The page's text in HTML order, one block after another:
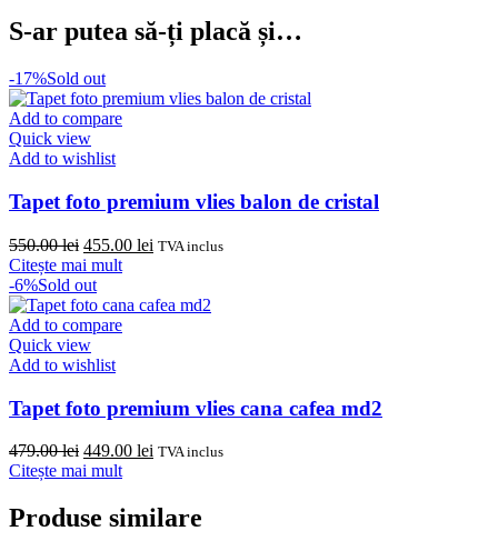
S-ar putea să-ți placă și…
-17%Sold out
Add to compare
Quick view
Add to wishlist
Tapet foto premium vlies balon de cristal
550.00lei Prețul
inițial
a
fost:
550.00 lei.
455.00 lei Prețul
455.00 lei.
TVA inclus
Citește mai mult
-6%Sold out
Add to compare
Quick view
Add to wishlist
Tapet foto premium vlies cana cafea md2
479.00lei Prețul
inițial
479.00 lei.
449.00 lei Prețul
449.00 lei.
TVA inclus
Citește mai mult
Produse similare